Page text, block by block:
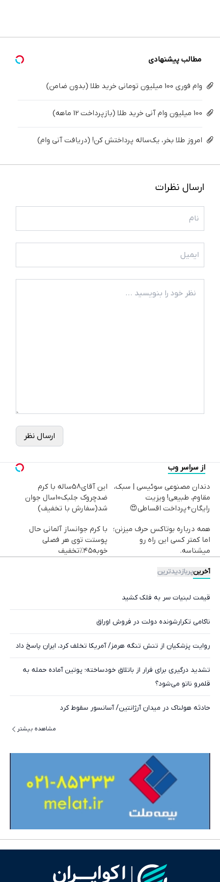
کن
کننده
مطالب پیشنهادی
وام فوری 100 میلیون تومانی خرید طلا (بدون ضامن)
100 میلیون وام آنی خرید طلا (بازپرداخت 12 ماهه)
امروز طلا بخر، یک‌ساله پرداختش کن! (دریافت آنی وام)
ارسال نظرات
ارسال نظر
از سراسر وب
دندان مصنوعی سوئیسی | سبک،
مقاوم، طبیعی! ویزیت
رایگان+پرداخت اقساطی😍
این آقای58ساله با کرم
ضدچروک جلبک10سال جوان
شد(سفارش با تخفیف)
همه درباره بوتاکس حرف میزنن؛
اما کمتر کسی این راه رو
میشناسه.
با کرم جوانساز آلمانی حال
پوستت توی هر فصلی
خوبه۴۵٪تخفیف
آخرینپربازدیدترین
قیمت لبنیات سر به فلک کشید
ناکامی تکرارشونده دولت در فروش اوراق
روایت پزشکیان از تنش تنگه هرمز/ آمریکا تخلف کرد، ایران پاسخ داد
تشدید درگیری برای فرار از باتلاق خودساخته؛ پوتین آماده حمله‌ به
قلمرو ناتو می‌شود؟
حادثه هولناک در میدان آرژانتین/ آسانسور سقوط کرد
مشاهده بیشتر